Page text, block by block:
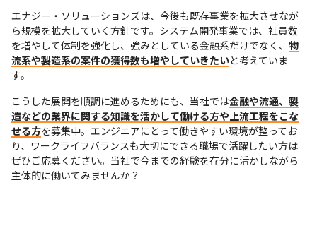
エナジー・ソリューションズは、今後も既存事業を拡大させなが
ら規模を拡大していく方針です。システム開発事業では、社員数
を増やして体制を強化し、強みとしている金融系だけでなく、 物
流系や製造系の案件の獲得数も増やしていきたいと考えていま
す。
こうした展開を順調に進めるためにも、当社では金融や流通、製
造などの業界に関する知識を活かして働ける方や上流工程をこな
せる方を募集中。エンジニアにとって働きやすい環境が整ってお
り、ワークライフバランスも大切にできる職場で活躍したい方は
ぜひご応募ください。当社で今までの経験を存分に活かしながら
主体的に働いてみませんか？